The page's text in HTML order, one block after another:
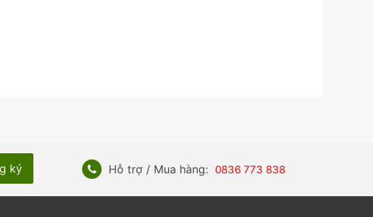
Hỗ trợ / Mua hàng: 0836 773 838